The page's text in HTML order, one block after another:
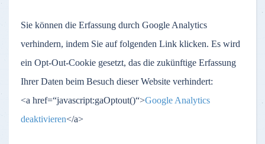
Sie können die Erfassung durch Google Analytics
verhindern, indem Sie auf folgenden Link klicken. Es wird
ein Opt-Out-Cookie gesetzt, das die zukünftige Erfassung
Ihrer Daten beim Besuch dieser Website verhindert:
<a href=“javascript:gaOptout()“>Google Analytics
deaktivieren</a>